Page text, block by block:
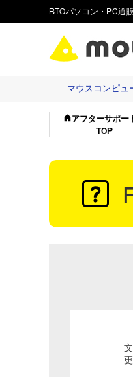
BTOパソコン・PC通
マウスコンピュ
アフターサポー
TOP